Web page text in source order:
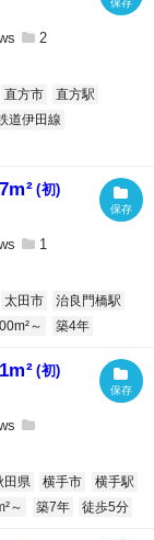
2
直方市
直方駅
道伊田線
(初)
1
太田市
治良門橋駅
～ 築4年
(初)
田県 横手市
横手駅
～ 築7年 徒歩5分